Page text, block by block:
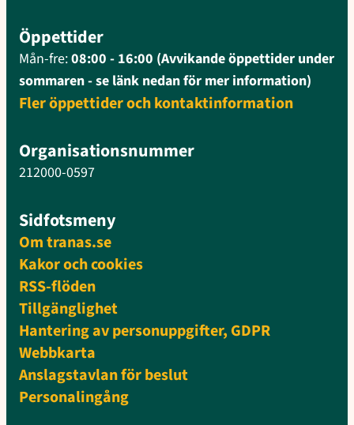
Öppettider
Mån-fre:08:00 - 16:00 (Avvikande öppettider under
sommaren - se länk nedan för mer information)
Fler öppettider och kontaktinformation
Organisationsnummer
212000-0597
Sidfotsmeny
Om tranas.se
Kakor och cookies
RSS-flöden
Tillgänglighet
Hantering av personuppgifter, GDPR
Webbkarta
Anslagstavlan för beslut
Personalingång